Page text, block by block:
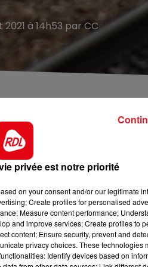
2021 à 14h53 par CC
à Calais. Le train circulait à
mis fin à ses jours.
l'intervention des
privée est notre priorité
on your consent and/or our legitimate
Create profiles for personalised
Measure content performance;
and improve services; Create profiles to
content; Ensure security, prevent and
privacy choices. These technologies
Identify devices based on